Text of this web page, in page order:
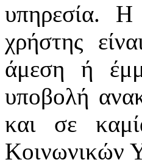
υπηρεσία. Η
χρήστης
άμεση ή
υποβολή
και σε
Κοινωνικών